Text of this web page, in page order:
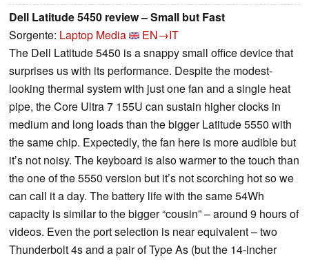
Dell Latitude 5450 review – Small but Fast
Sorgente: Laptop Media
EN→IT
The Dell Latitude 5450 is a snappy small office device that
surprises us with its performance. Despite the modest-
looking thermal system with just one fan and a single heat
pipe, the Core Ultra 7 155U can sustain higher clocks in
medium and long loads than the bigger Latitude 5550 with
the same chip. Expectedly, the fan here is more audible but
it’s not noisy. The keyboard is also warmer to the touch than
the one of the 5550 version but it’s not scorching hot so we
can call it a day. The battery life with the same 54Wh
capacity is similar to the bigger “cousin” – around 9 hours of
videos. Even the port selection is near equivalent – two
Thunderbolt 4s and a pair of Type As (but the 14-incher